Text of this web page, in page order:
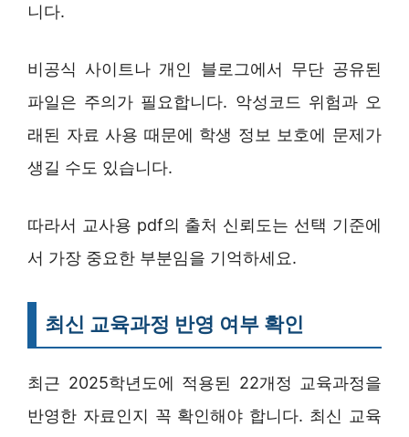
니다.
비공식 사이트나 개인 블로그에서 무단 공유된
파일은 주의가 필요합니다. 악성코드 위험과 오
래된 자료 사용 때문에 학생 정보 보호에 문제가
생길 수도 있습니다.
따라서 교사용 pdf의 출처 신뢰도는 선택 기준에
서 가장 중요한 부분임을 기억하세요.
최신 교육과정 반영 여부 확인
최근 2025학년도에 적용된 22개정 교육과정을
반영한 자료인지 꼭 확인해야 합니다. 최신 교육